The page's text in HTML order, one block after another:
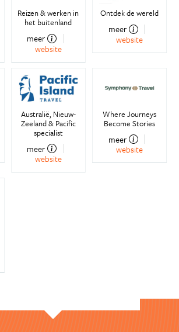
Reizen & werken in
het buitenland
meer
website
Ontdek de wereld
meer
website
Australië, Nieuw-
Zeeland & Pacific
specialist
meer
website
Where Journeys
Become Stories
meer
website